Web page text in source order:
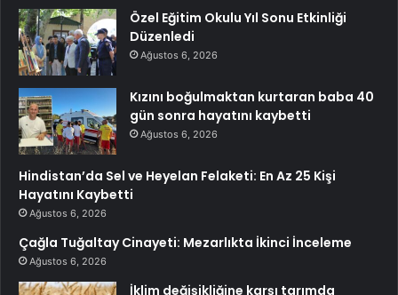
Özel Eğitim Okulu Yıl Sonu Etkinliği
Düzenledi
Ağustos 6, 2026
Kızını boğulmaktan kurtaran baba 40
gün sonra hayatını kaybetti
Ağustos 6, 2026
Hindistan’da Sel ve Heyelan Felaketi: En Az 25 Kişi
Hayatını Kaybetti
Ağustos 6, 2026
Çağla Tuğaltay Cinayeti: Mezarlıkta İkinci İnceleme
Ağustos 6, 2026
İklim değişikliğine karşı tarımda